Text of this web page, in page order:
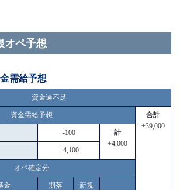
オペ予想
需給予想
資金過不足
資金需給予想
合計
+39,000
-100
計
+4,000
+4,100
オペ確定分
金 期落 新規